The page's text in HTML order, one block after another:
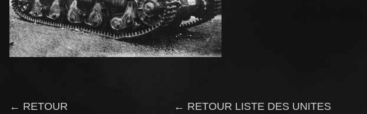
← RETOUR ← RETOUR LISTE DES UNITES